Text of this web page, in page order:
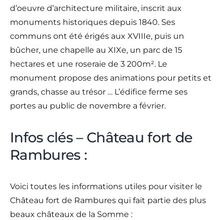
d’oeuvre d’architecture militaire, inscrit aux
monuments historiques depuis 1840. Ses
communs ont été érigés aux XVIIIe, puis un
bûcher, une chapelle au XIXe, un parc de 15
hectares et une roseraie de 3 200m². Le
monument propose des animations pour petits et
grands, chasse au trésor … L’édifice ferme ses
portes au public de novembre a février.
Infos clés – Château fort de
Rambures :
Voici toutes les informations utiles pour visiter le
Château fort de Rambures qui fait partie des plus
beaux châteaux de la Somme :